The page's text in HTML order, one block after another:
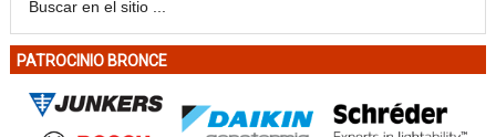
PATROCINIO BRONCE